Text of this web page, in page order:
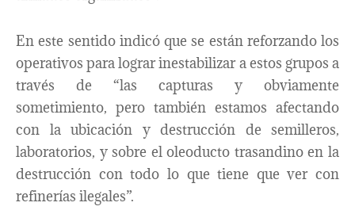
En este sentido indicó que se están reforzando los
operativos para lograr inestabilizar a estos grupos a
través de “las capturas y obviamente
sometimiento, pero también estamos afectando
con la ubicación y destrucción de semilleros,
laboratorios, y sobre el oleoducto trasandino en la
destrucción con todo lo que tiene que ver con
refinerías ilegales”.